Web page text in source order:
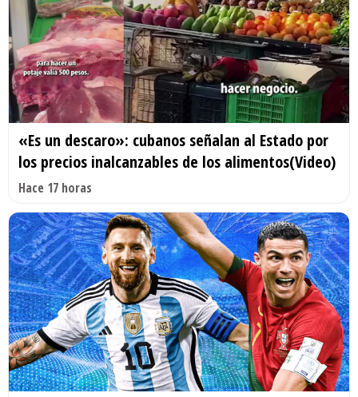
«Es un descaro»: cubanos señalan al Estado por
los precios inalcanzables de los alimentos(Video)
Hace 17 horas